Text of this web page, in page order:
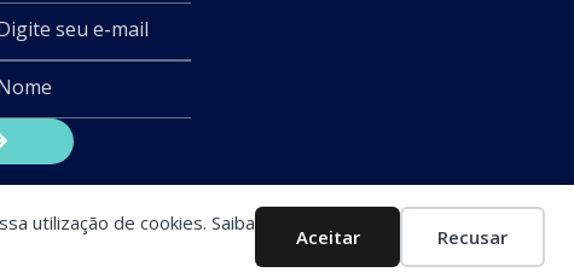
utilização de cookies. Saiba
Aceitar Recusar